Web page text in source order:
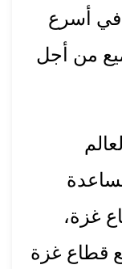
في أسرع
من أجل
غزة،
قطاع غزة